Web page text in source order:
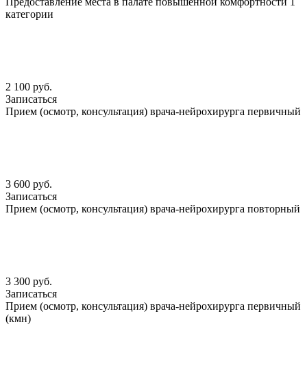
категории
2 100 руб.
Записаться
Прием (осмотр, консультация) врача-нейрохирурга первичный
3 600 руб.
Записаться
Прием (осмотр, консультация) врача-нейрохирурга повторный
3 300 руб.
Записаться
Прием (осмотр, консультация) врача-нейрохирурга первичный
(кмн)